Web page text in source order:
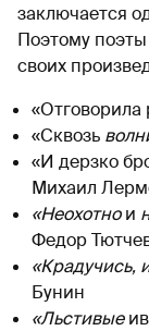
заключается
Поэтому
своих
«Отговорила
«Сквозь
«И дерзко
Михаил
«Неохотнои
Федор
«Крадучись,
Бунин
«Льстивые